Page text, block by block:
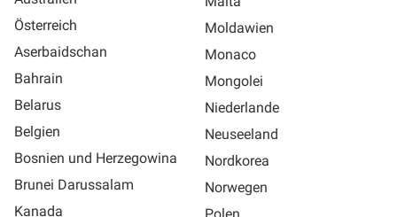
Österreich
Aserbaidschan
Bahrain
Belarus
Belgien
Bosnien und Herzegowina
Brunei Darussalam
Kanada
Moldawien
Monaco
Mongolei
Niederlande
Neuseeland
Nordkorea
Norwegen